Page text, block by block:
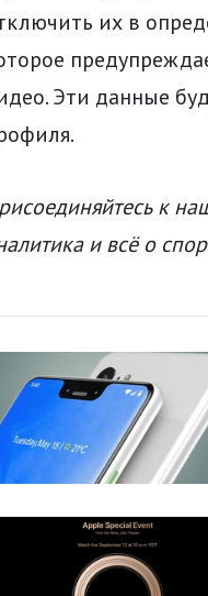
их в
Эти данные
к
и всё о